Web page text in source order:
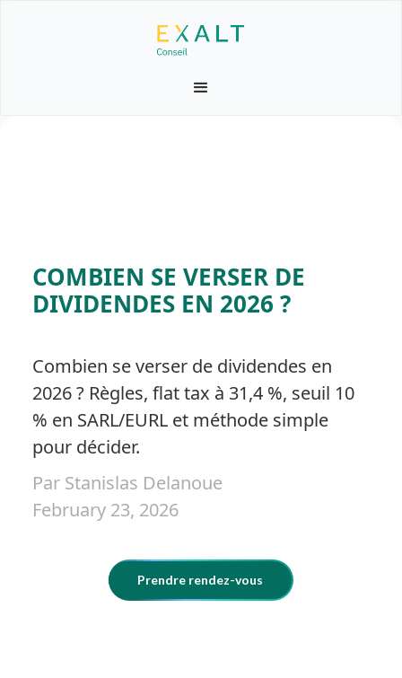
COMBIEN SE VERSER DE
DIVIDENDES EN 2026 ?
Combien se verser de dividendes en
2026 ? Règles, flat tax à 31,4 %, seuil 10
% en SARL/EURL et méthode simple
pour décider.
Par Stanislas Delanoue
February 23, 2026
Prendre rendez-vous